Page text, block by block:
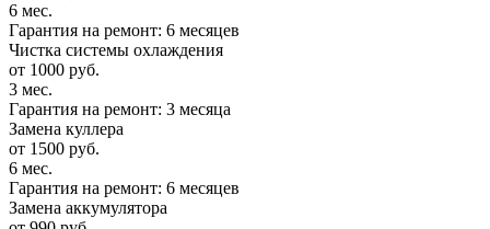
6 мес.
Гарантия на ремонт: 6 месяцев
Чистка системы охлаждения
от 1000 руб.
3 мес.
Гарантия на ремонт: 3 месяца
Замена куллера
от 1500 руб.
6 мес.
Гарантия на ремонт: 6 месяцев
Замена аккумулятора